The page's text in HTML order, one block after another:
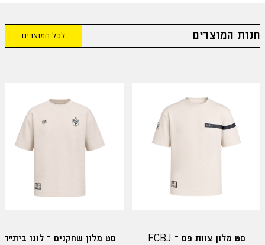
חנות המוצרים לכל המוצרים
סט מלון צוות פס – FCBJ סט מלון שחקנים – לוגו בית"ר